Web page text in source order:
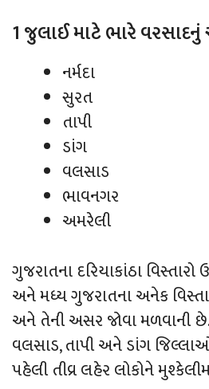
1 જુલાઈ માટે ભારે વરસાદનું
નર્મદા
સુરત
તાપી
ડાંગ
વલસાડ
ભાવનગર
અમરેલી
ગુજરાતના દરિયાકાંઠા
અને મધ્ય ગુજરાતના અનેક
અને તેની અસર જોવા મળવાની
વલસાડ, તાપી અને ડાંગ
પહેલી તીવ્ર લહેર લોકોને